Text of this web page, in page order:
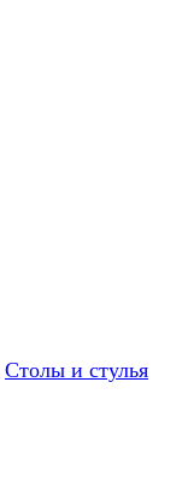
Столы и стулья